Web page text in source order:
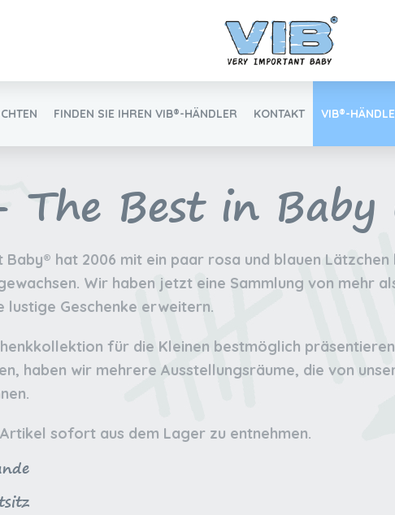
Inlog Einzelhandel
Finden Sie Ihren VIB®-Händler
FINDEN SIE IHREN VIB®-HÄNDLER KONTAKT VIB®-
The Best in Baby
hat 2006 mit ein paar rosa und blauen
Wir haben jetzt eine Sammlung von mehr
lustige Geschenke erweitern.
für die Kleinen bestmöglich
haben wir mehrere Ausstellungsräume, die von
sofort aus dem Lager zu entnehmen.